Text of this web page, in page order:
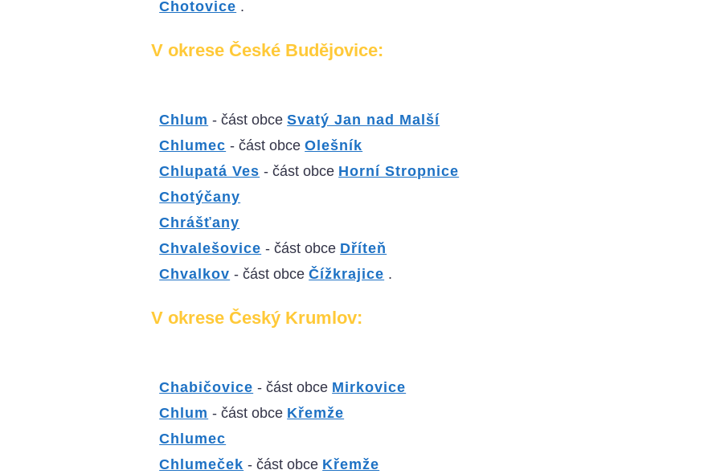
Chotovice .
V okrese České Budějovice:
Chlum - část obceSvatý Jan nad Malší
Chlumec - část obceOlešník
Chlupatá Ves - část obce Horní Stropnice
Chotýčany
Chrášťany
Chvalešovice - část obce Dříteň
Chvalkov - část obceČížkrajice .
V okrese Český Krumlov:
Chabičovice - část obce Mirkovice
Chlum - část obce Křemže
Chlumec
Chlumeček - část obce Křemže